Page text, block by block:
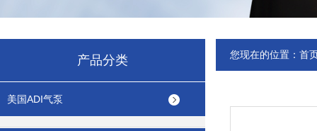
产品分类
美国ADI气泵
您现在的位置： 首